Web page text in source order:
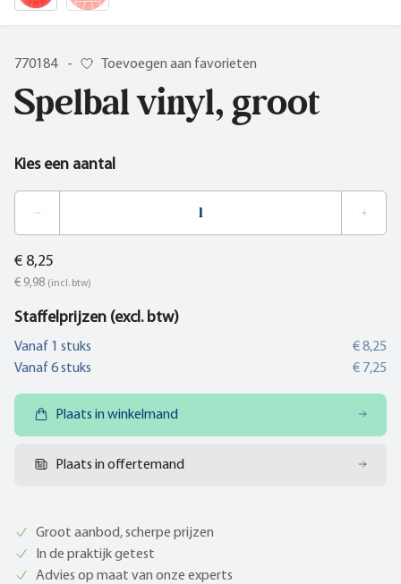
770184 - Toevoegen aan favorieten
Spelbal vinyl, groot
Kies een aantal
€ 8,25
€ 9,98 (incl. btw)
Staffelprijzen (excl. btw)
Vanaf 1 stuks
€ 8,25
Vanaf 6stuks € 7,25
Plaats in winkelmand
Plaats in offertemand
Groot aanbod, scherpe prijzen
In de praktijk getest
Advies op maat van onze experts